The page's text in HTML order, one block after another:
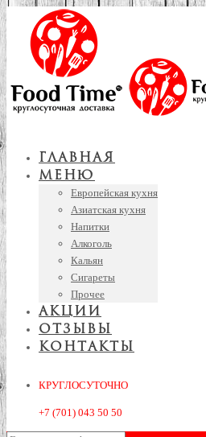
Главная
Меню
Европейская кухня
Азиатская кухня
Напитки
Алкоголь
Кальян
Сигареты
Прочее
Акции
Отзывы
Контакты
КРУГЛОСУТОЧНО
+7 (701) 043 50 50